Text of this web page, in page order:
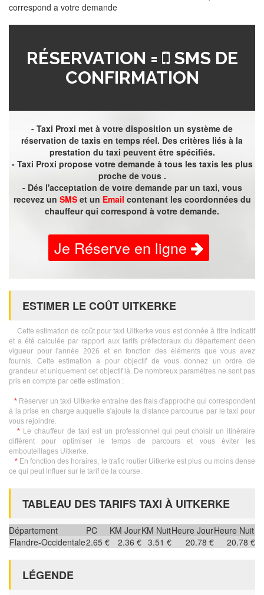
correspond a votre demande
RÉSERVATION =
SMS DE
CONFIRMATION
- Taxi Proxi met à votre disposition un système de
réservation de taxis en temps réel. Des critères liés à la
prestation du taxi peuvent être spécifiés.
- Taxi Proxi propose votre demande à tous les taxis les plus
proche de vous .
- Dés l'acceptation de votre demande par un taxi, vous
recevez un SMSet un Email contenant les coordonnées du
chauffeur qui correspond à votre demande.
Je Réserve en ligne
ESTIMER LE COÛT UITKERKE
Cette estimation de coût pour taxi Uitkerke vous est donnée à titre indicatif
et a été calculée par rapport aux tarifs préfectoraux du département deen
vigueur pour l'année 2026 et en fonction des éléments que vous avez
fournis. Cette estimation a pour objectif de vous donnez un ordre de
grandeur et uniquement cet objectif là. De nombreux paramètres ne sont pas
pris en compte par cette estimation :
* Réserver un taxi Uitkerke entraine des frais d'approche qui correspondent
à la prise en charge auquelle s'ajoute la distance parcourue par le taxi pour
vous rejoindre.
* Le chauffeur de taxi est un professionnel qui peut choisir un itinéraire
différent pour optimiser le temps de parcours et vous éviter les
embouteillages Uitkerke.
*En fonction des horaires, le trafic routier Uitkerke est plus ou moins dense
ce qui peut influer sur le tarif de la course.
TABLEAU DES TARIFS TAXI À UITKERKE
Département PC KM JourKM NuitHeure JourHeure Nuit
Flandre-Occidentale2.65 € 2.36 € 3.51 € 20.78 € 20.78 €
LÉGENDE